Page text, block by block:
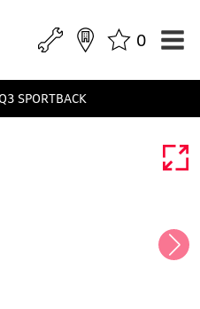
0
SPORTBACK